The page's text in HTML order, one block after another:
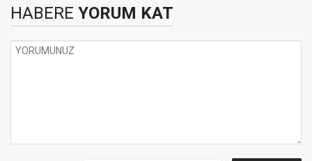
HABERE YORUM KAT